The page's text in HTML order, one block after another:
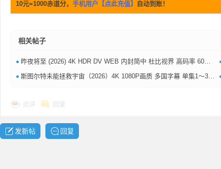
10元=1000赤道分， 手机用户【点此充值】 自动到账！
相关帖子
• 昨夜将至‎ (2026) 4K HDR DV WEB 内封简中 杜比视界 高码率 60帧 【1～5GB/集】夸克百度网盘
• 斯图尔特未能拯救宇宙（2026）4K 1080P画质 多国字幕 单集1～3GB 夸克百度网盘资源
点评 回复
发新帖 回复